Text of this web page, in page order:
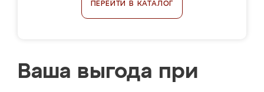
ПЕРЕЙТИ В КАТАЛОГ
Ваша выгода при